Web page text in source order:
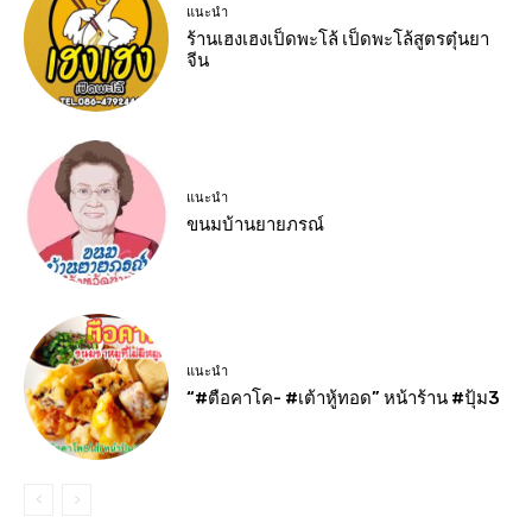
แนะนำ
ร้านเฮงเฮงเป็ดพะโล้ เป็ดพะโล้สูตรตุ๋นยา
จีน
แนะนำ
ขนมบ้านยายภรณ์
แนะนำ
“#ตือคาโค- #เต้าหู้ทอด” หน้าร้าน #ปุ้ม3